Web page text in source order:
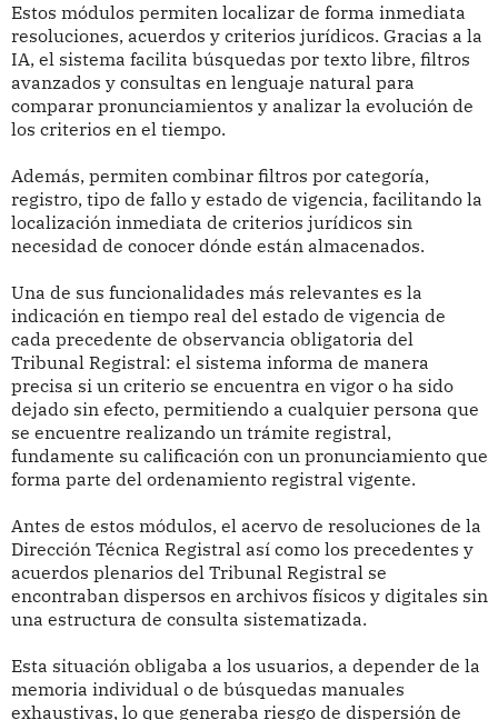
Estos módulos permiten localizar de forma inmediata
resoluciones, acuerdos y criterios jurídicos. Gracias a la
IA, el sistema facilita búsquedas por texto libre, filtros
avanzados y consultas en lenguaje natural para
comparar pronunciamientos y analizar la evolución de
los criterios en el tiempo.
Además, permiten combinar filtros por categoría,
registro, tipo de fallo y estado de vigencia, facilitando la
localización inmediata de criterios jurídicos sin
necesidad de conocer dónde están almacenados.
Una de sus funcionalidades más relevantes es la
indicación en tiempo real del estado de vigencia de
cada precedente de observancia obligatoria del
Tribunal Registral: el sistema informa de manera
precisa si un criterio se encuentra en vigor o ha sido
dejado sin efecto, permitiendo a cualquier persona que
se encuentre realizando un trámite registral,
fundamente su calificación con un pronunciamiento que
forma parte del ordenamiento registral vigente.
Antes de estos módulos, el acervo de resoluciones de la
Dirección Técnica Registral así como los precedentes y
acuerdos plenarios del Tribunal Registral se
encontraban dispersos en archivos físicos y digitales sin
una estructura de consulta sistematizada.
Esta situación obligaba a los usuarios, a depender de la
memoria individual o de búsquedas manuales
exhaustivas, lo que generaba riesgo de dispersión de